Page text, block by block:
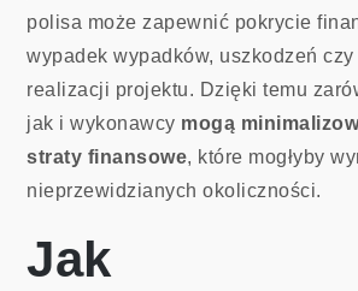
polisa może zapewnić pokrycie
wypadek wypadków, uszkodzeń
realizacji projektu. Dzięki temu
jak i wykonawcy mogą
straty finansowe, które mogłyby
nieprzewidzianych okoliczności.
Jak